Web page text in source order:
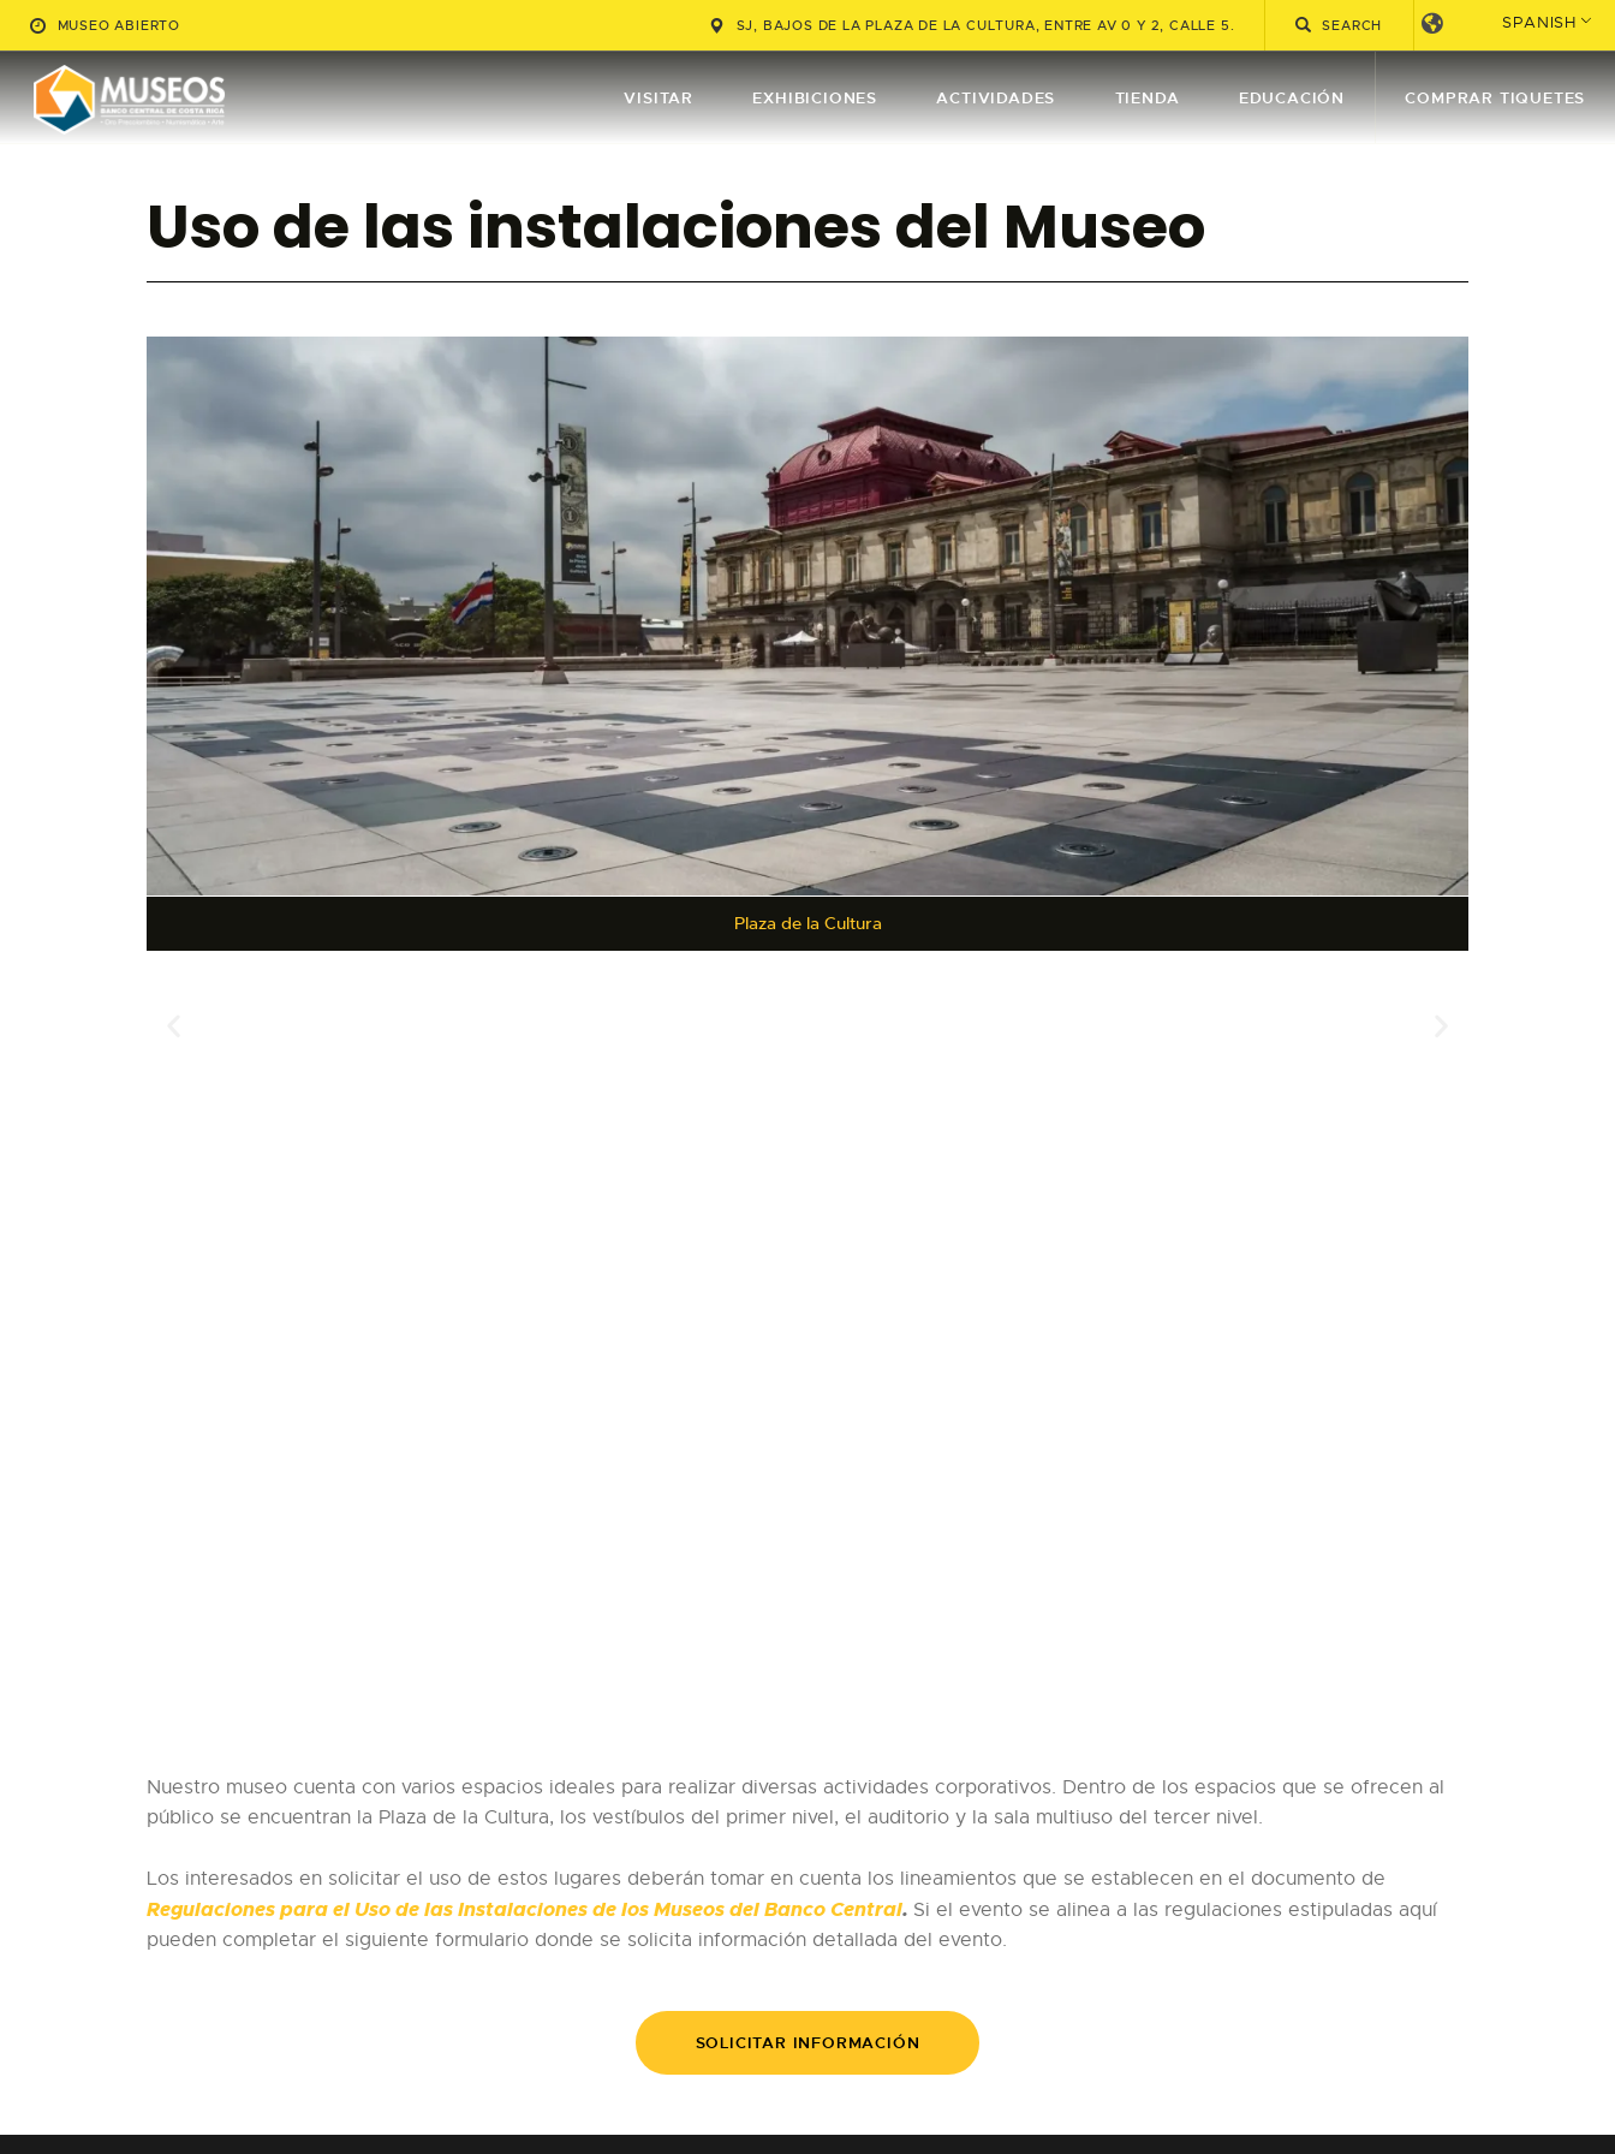
MUSEO ABIERTO SJ, BAJOS DE LA PLAZA DE LA CULTURA, ENTRE AV 0 Y 2, CALLE 5. SPANISH
VISITAR EXHIBICIONES ACTIVIDADES TIENDA EDUCACIÓN COMPRAR TIQUETES
EXHIBICIONES
TIENDA
EDUCACIÓN
COMPRAR TIQUETES
ENGLISH
Uso de las instalaciones del Museo
Plaza de la Cultura
Nuestro museo cuenta con varios espacios ideales para realizar diversas actividades corporativos. Dentro de los espacios que se ofrecen al
público se encuentran la Plaza de la Cultura, los vestíbulos del primer nivel, el auditorio y la sala multiuso del tercer nivel.
Los interesados en solicitar el uso de estos lugares deberán tomar en cuenta los lineamientos que se establecen en el documento de
Regulaciones para el Uso de las Instalaciones de los Museos del Banco Central. Si el evento se alinea a las regulaciones estipuladas aquí
pueden completar el siguiente formulario donde se solicita información detallada del evento.
SOLICITAR INFORMACIÓN